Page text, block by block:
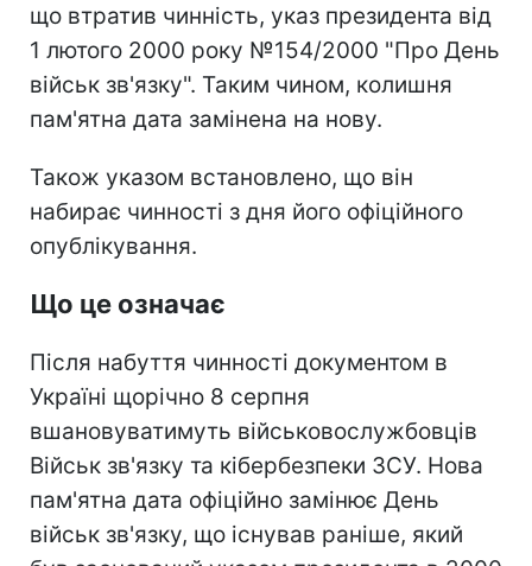
що втратив чинність, указ президента від
1 лютого 2000 року №154/2000 "Про День
військ зв'язку". Таким чином, колишня
пам'ятна дата замінена на нову.
Також указом встановлено, що він
набирає чинності з дня його офіційного
опублікування.
Що це означає
Після набуття чинності документом в
Україні щорічно 8 серпня
вшановуватимуть військовослужбовців
Військ зв'язку та кібербезпеки ЗСУ. Нова
пам'ятна дата офіційно замінює День
військ зв'язку, що існував раніше, який